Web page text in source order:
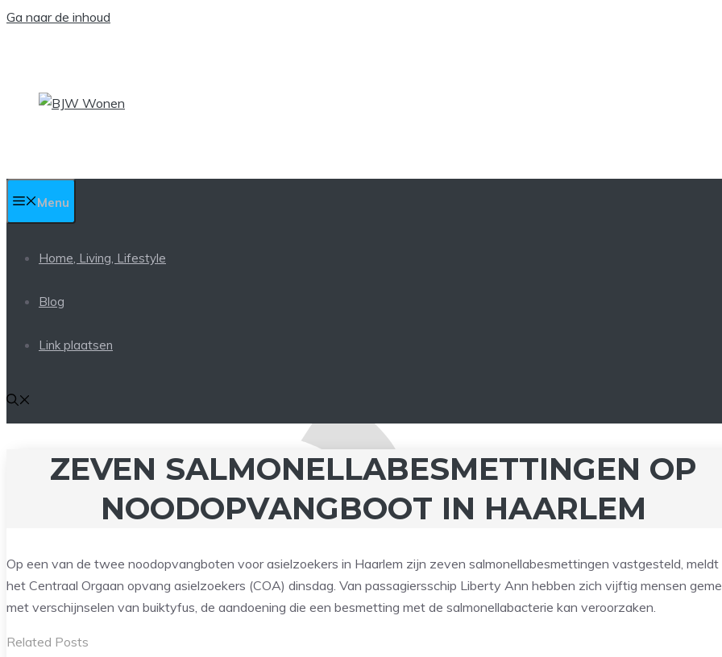
Ga naar de inhoud
Menu
Home, Living, Lifestyle
Blog
Link plaatsen
ZEVEN SALMONELLABESMETTINGEN OP
NOODOPVANGBOOT IN HAARLEM
Op een van de twee noodopvangboten voor asielzoekers in Haarlem zijn zeven salmonellabesmettingen vastgesteld, meldt
het Centraal Orgaan opvang asielzoekers (COA) dinsdag. Van passagiersschip Liberty Ann hebben zich vijftig mensen
met verschijnselen van buiktyfus, de aandoening die een besmetting met de salmonellabacterie kan veroorzaken.
Related Posts